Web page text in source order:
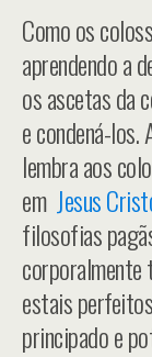
Como os
aprendendo a
os ascetas da
e condená-los.
lembra aos
em Jesus
filosofias
corporalmente
estais
principado e